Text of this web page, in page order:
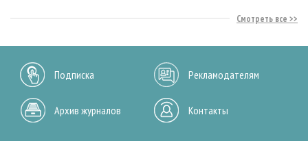
Смотреть все
Подписка Рекламодателям
Архив журналов Контакты